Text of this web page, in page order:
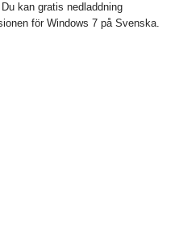
kan gratis nedladdning
för Windows 7 på Svenska.